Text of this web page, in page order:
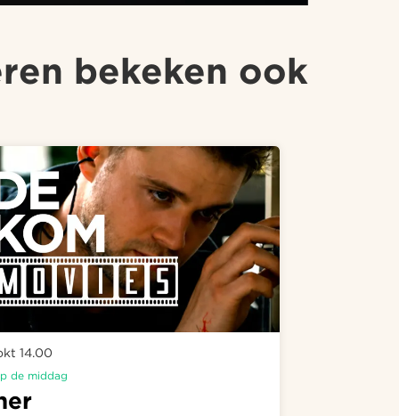
bekeken ook
de middag
14.00